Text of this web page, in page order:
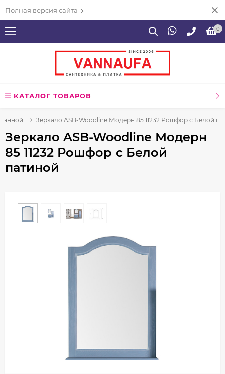
Полная версия сайта
0
КАТАЛОГ ТОВАРОВ
Зеркало ASB-Woodline Модерн 85 11232 Рошфор с Белой
Зеркало ASB-Woodline Модерн
85 11232 Рошфор с Белой
патиной